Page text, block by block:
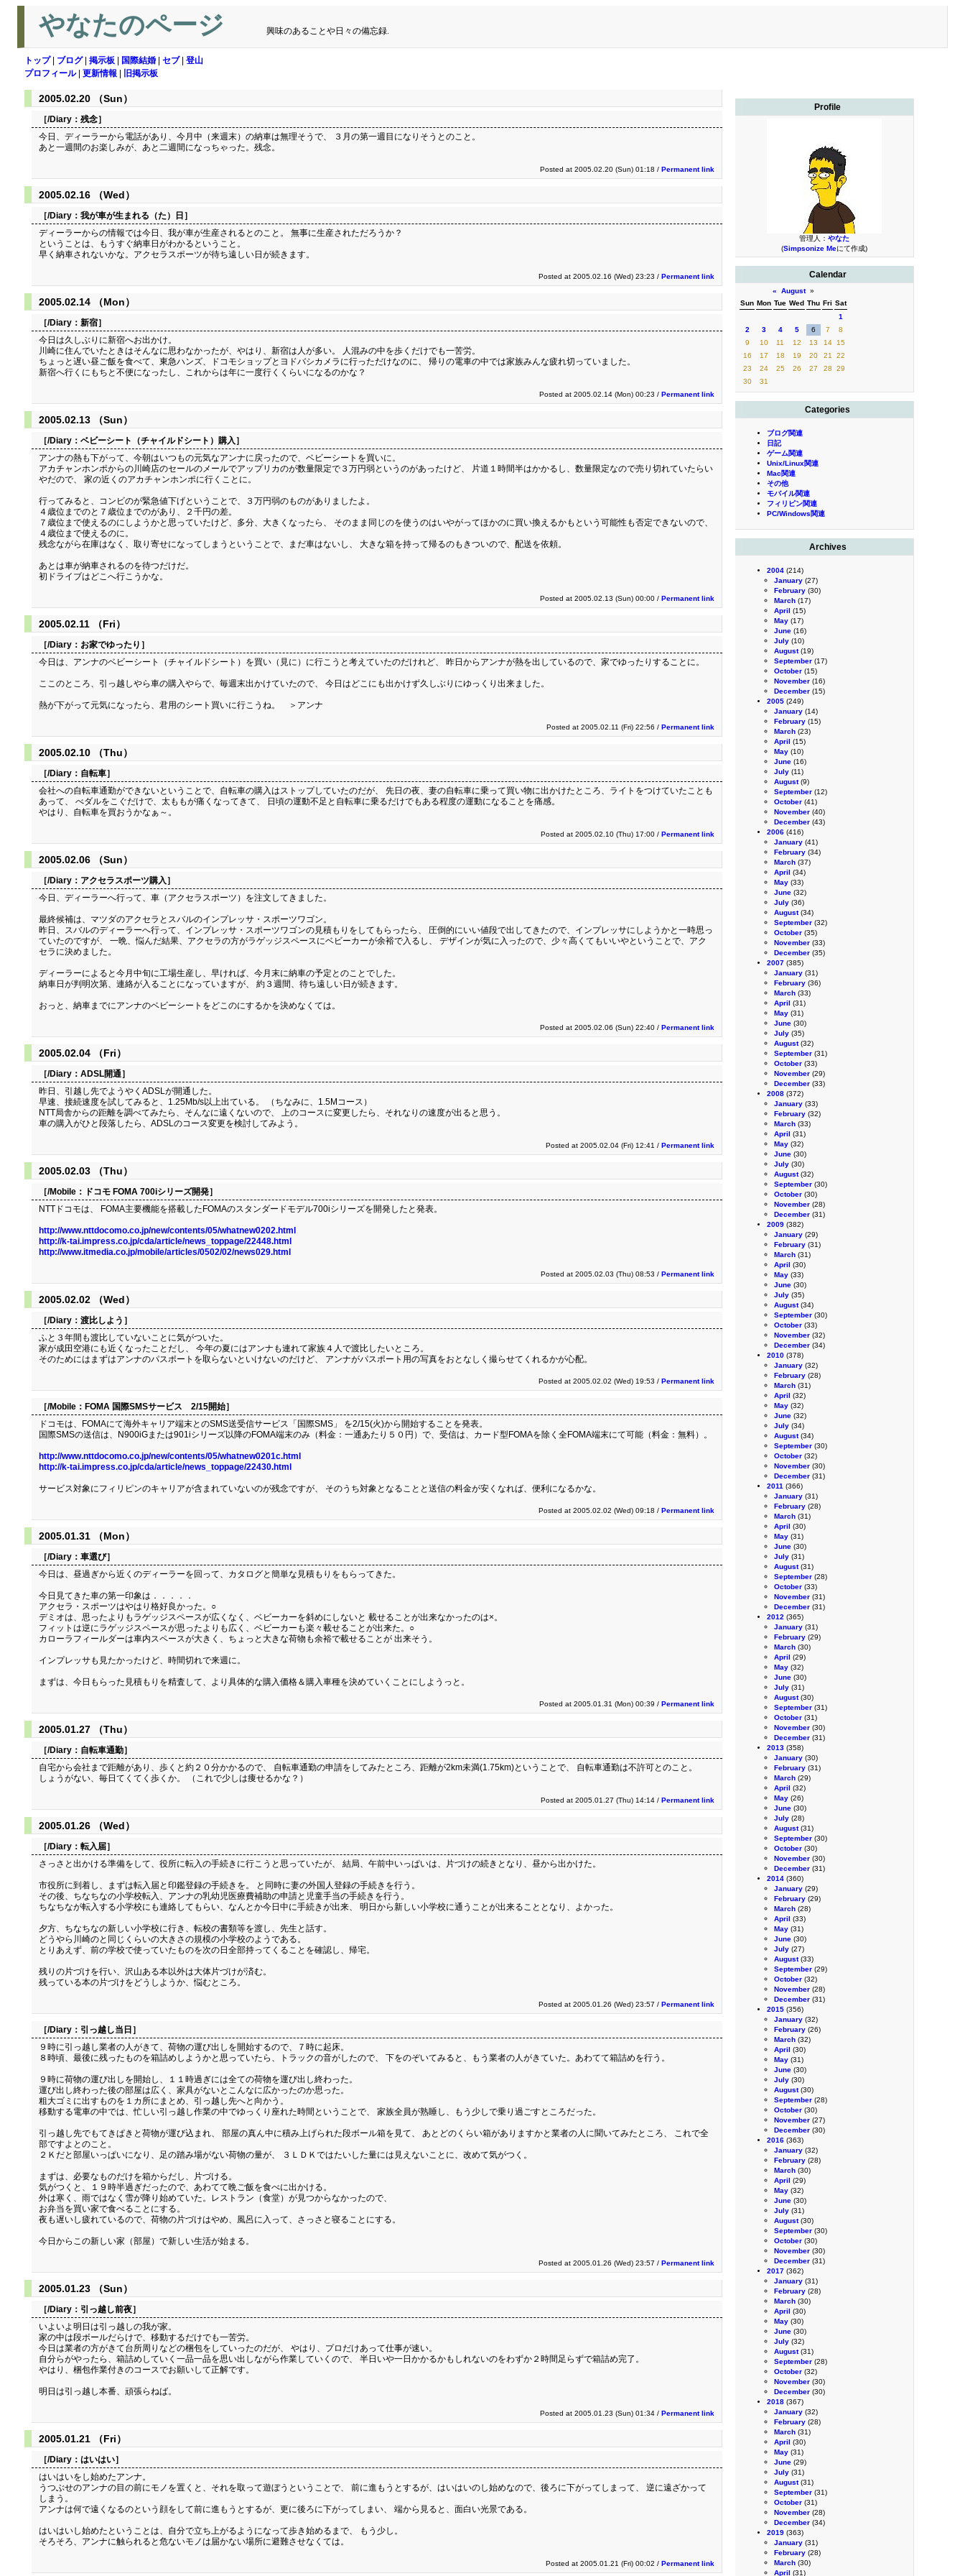
やなたのページ 興味のあることや日々の備忘録.
トップ| ブログ| 掲示板 国際結婚 セブ| 登山
プロフィール| 更新情報 旧掲示板
Profile
管理人： やなた
(Simpsonize Meにて作成)
Calendar
« August»
Sun Mon Tue Wed Thu Fri Sat
1
2
3 4 5 6 7
8
9
10 11 12 13 14
15
16
17 18 19 20 21
22
23
24 25 26 27 28
29
30
31
Categories
ブログ関連
日記
ゲーム関連
Unix/Linux関連
Mac関連
その他
モバイル関連
フィリピン関連
PC/Windows関連
Archives
2004 (214)
January (27)
February (30)
March (17)
April (15)
May (17)
June (16)
July (10)
August(19)
September (17)
October (15)
November (16)
December (15)
2005 (249)
January (14)
February (15)
March (23)
April (15)
May (10)
June (16)
July (11)
August(9)
September (12)
October (41)
November (40)
December (43)
2006 (416)
January (41)
February (34)
March (37)
April (34)
May (33)
June (32)
July (36)
August(34)
September (32)
October (35)
November (33)
December (35)
2007 (385)
January (31)
February (36)
March (33)
April (31)
May (31)
June (30)
July (35)
August(32)
September (31)
October (33)
November (29)
December (33)
2008 (372)
January (33)
February (32)
March (33)
April (31)
May (32)
June (30)
July (30)
August(32)
September (30)
October (30)
November (28)
December (31)
2009 (382)
January (29)
February (31)
March (31)
April (30)
May (33)
June (30)
July (35)
August(34)
September (30)
October (33)
November (32)
December (34)
2010 (378)
January (32)
February (28)
March (31)
April (32)
May (32)
June (32)
July (34)
August(34)
September (30)
October (32)
November (30)
December (31)
2011 (366)
January (31)
February (28)
March (31)
April (30)
May (31)
June (30)
July (31)
August(31)
September (28)
October (33)
November (31)
December (31)
2012 (365)
January (31)
February (29)
March (30)
April (29)
May (32)
June (30)
July (31)
August(30)
September (31)
October (31)
November (30)
December (31)
2013 (358)
January (30)
February (31)
March (29)
April (32)
May (26)
June (30)
July (28)
August(31)
September (30)
October (30)
November (30)
December (31)
2014 (360)
January (29)
February (29)
March (28)
April (33)
May (31)
June (30)
July (27)
August(33)
September (29)
October (32)
November (28)
December (31)
2015 (356)
January (32)
February (26)
March (32)
April (30)
May (31)
June (30)
July (30)
August(30)
September (28)
October (30)
November (27)
December (30)
2016 (363)
January (32)
February (28)
March (30)
April (29)
May (32)
June (30)
July (31)
August(30)
September (30)
October (30)
November (30)
December (31)
2017 (362)
January (31)
February (28)
March (30)
April (30)
May (30)
June (30)
July (32)
August(31)
September (28)
October (32)
November (30)
December (30)
2018 (367)
January (32)
February (28)
March (31)
April (30)
May (31)
June (29)
July (31)
August(31)
September (31)
October (31)
November (28)
December (34)
2019 (363)
January (31)
February (28)
March (30)
April (31)
2005.02.20 （Sun）
［/Diary： 残念］
今日、ディーラーから電話があり、今月中（来週末）の納車は無理そうで、 ３月の第一週目になりそうとのこと。
あと一週間のお楽しみが、あと二週間になっちゃった。残念。
Posted at 2005.02.20 (Sun) 01:18 / Permanent link
2005.02.16 （Wed）
［/Diary： 我が車が生まれる（た）日 ］
ディーラーからの情報では今日、我が車が生産されるとのこと。 無事に生産されただろうか？
ということは、もうすぐ納車日がわかるということ。
早く納車されないかな。アクセラスポーツが待ち遠しい日が続きます。
Posted at 2005.02.16 (Wed) 23:23 / Permanent link
2005.02.14 （Mon）
［/Diary： 新宿］
今日は久しぶりに新宿へお出かけ。
川崎に住んでいたときはそんなに思わなかったが、やはり、新宿は人が多い。 人混みの中を歩くだけでも一苦労。
ちょっと遅い昼ご飯を食べて、東急ハンズ、ドコモショップとヨドバシカメラに行っただけなのに、 帰りの電車の中では家族みんな疲れ切っていました。
新宿へ行くにもちと不便になったし、これからは年に一度行くくらいになるのかな？
Posted at 2005.02.14 (Mon) 00:23 / Permanent link
2005.02.13 （Sun）
［/Diary： ベビーシート（チャイルドシート）購入］
アンナの熱も下がって、今朝はいつもの元気なアンナに戻ったので、ベビーシートを買いに。
アカチャンホンポからの川崎店のセールのメールでアップリカのが数量限定で３万円弱というのがあったけど、 片道１時間半はかかるし、数量限定なので売り切れていたらい
やだので、 家の近くのアカチャンホンポに行くことに。
行ってみると、コンビのが緊急値下げということで、３万円弱のものがありましたよ。
４歳位までのと７歳位までのがあり、２千円の差。
７歳位まで使えるのにしようかと思っていたけど、多分、大きくなったら、 そのまま同じのを使うのはいやがってほかのに買い換えるかもという可能性も否定できないので、
４歳位まで使えるのに。
残念ながら在庫はなく、取り寄せになってしまうということで、まだ車はないし、 大きな箱を持って帰るのもきついので、配送を依頼。
あとは車が納車されるのを待つだけだ。
初ドライブはどこへ行こうかな。
Posted at 2005.02.13 (Sun) 00:00 / Permanent link
2005.02.11 （Fri）
［/Diary： お家でゆったり ］
今日は、アンナのベビーシート（チャイルドシート）を買い（見に）に行こうと考えていたのだけれど、 昨日からアンナが熱を出しているので、家でゆったりすることに。
ここのところ、引っ越しやら車の購入やらで、毎週末出かけていたので、 今日はどこにも出かけず久しぶりにゆっくり出来ました。
熱が下がって元気になったら、君用のシート買いに行こうね。 ＞アンナ
Posted at 2005.02.11 (Fri) 22:56 / Permanent link
2005.02.10 （Thu）
［/Diary： 自転車］
会社への自転車通勤ができないということで、自転車の購入はストップしていたのだが、 先日の夜、妻の自転車に乗って買い物に出かけたところ、ライトをつけていたことも
あって、 べダルをこぐだけで、太ももが痛くなってきて、 日頃の運動不足と自転車に乗るだけでもある程度の運動になることを痛感。
やはり、自転車を買おうかなぁ～。
Posted at 2005.02.10 (Thu) 17:00 / Permanent link
2005.02.06 （Sun）
［/Diary： アクセラスポーツ購入］
今日、ディーラーへ行って、車（アクセラスポーツ）を注文してきました。
最終候補は、マツダのアクセラとスバルのインプレッサ・スポーツワゴン。
昨日、スバルのディーラーへ行って、インプレッサ・スポーツワゴンの見積もりをしてもらったら、 圧倒的にいい値段で出してきたので、インプレッサにしようかと一時思っ
ていたのですが、 一晩、悩んだ結果、アクセラの方がラゲッジスペースにベビーカーが余裕で入るし、 デザインが気に入ったので、少々高くてもいいやということで、アク
セラに決めました。
ディーラーによると今月中旬に工場生産し、早ければ、今月末に納車の予定とのことでした。
納車日が判明次第、連絡が入ることになっていますが、 約３週間、待ち遠しい日が続きます。
おっと、納車までにアンナのベビーシートをどこのにするかを決めなくては。
Posted at 2005.02.06 (Sun) 22:40 / Permanent link
2005.02.04 （Fri）
［/Diary： ADSL開通］
昨日、引越し先でようやくADSLが開通した。
早速、接続速度を試してみると、1.25Mb/s以上出ている。 （ちなみに、1.5Mコース）
NTT局舎からの距離を調べてみたら、そんなに遠くないので、 上のコースに変更したら、それなりの速度が出ると思う。
車の購入がひと段落したら、ADSLのコース変更を検討してみよう。
Posted at 2005.02.04 (Fri) 12:41 / Permanent link
2005.02.03 （Thu）
［/Mobile： ドコモ FOMA 700iシリーズ開発］
NTTドコモは、 FOMA主要機能を搭載したFOMAのスタンダードモデル700iシリーズを開発したと発表。
http://www.nttdocomo.co.jp/new/contents/05/whatnew0202.html
http://k-tai.impress.co.jp/cda/article/news_toppage/22448.html
http://www.itmedia.co.jp/mobile/articles/0502/02/news029.html
Posted at 2005.02.03 (Thu) 08:53 / Permanent link
2005.02.02 （Wed）
［/Diary： 渡比しよう ］
ふと３年間も渡比していないことに気がついた。
家が成田空港にも近くなったことだし、 今年の夏にはアンナも連れて家族４人で渡比したいところ。
そのためにはまずはアンナのパスポートを取らないといけないのだけど、 アンナがパスポート用の写真をおとなしく撮らせてくれるかが心配。
Posted at 2005.02.02 (Wed) 19:53 / Permanent link
［/Mobile： FOMA 国際SMSサービス 2/15開始］
ドコモは、FOMAにて海外キャリア端末とのSMS送受信サービス「国際SMS」 を2/15(火)から開始することを発表。
国際SMSの送信は、N900iGまたは901iシリーズ以降のFOMA端末のみ（料金：一通あたり５０円）で、受信は、カード型FOMAを除く全FOMA端末にて可能（料金：無料）。
http://www.nttdocomo.co.jp/new/contents/05/whatnew0201c.html
http://k-tai.impress.co.jp/cda/article/news_toppage/22430.html
サービス対象にフィリピンのキャリアが含まれていないのが残念ですが、 そのうち対象となることと送信の料金が安くなれば、便利になるかな。
Posted at 2005.02.02 (Wed) 09:18 / Permanent link
2005.01.31 （Mon）
［/Diary： 車選び］
今日は、昼過ぎから近くのディーラーを回って、カタログと簡単な見積もりをもらってきた。
今日見てきた車の第一印象は．．．．．
アクセラ・スポーツはやはり格好良かった。○
デミオは、思ったよりもラゲッジスペースが広くなく、ベビーカーを斜めにしないと 載せることが出来なかったのは×。
フィットは逆にラゲッジスペースが思ったよりも広く、ベビーカーも楽々載せることが出来た。○
カローラフィールダーは車内スペースが大きく、ちょっと大きな荷物も余裕で載せることが 出来そう。
インプレッサも見たかったけど、時間切れで来週に。
まずは、今日もらった見積もりを精査して、より具体的な購入価格＆購入車種を決めていくことにしようっと。
Posted at 2005.01.31 (Mon) 00:39 / Permanent link
2005.01.27 （Thu）
［/Diary： 自転車通勤］
自宅から会社まで距離があり、歩くと約２０分かかるので、 自転車通勤の申請をしてみたところ、距離が2km未満(1.75km)ということで、 自転車通勤は不許可とのこと。
しょうがない、毎日てくてく歩くか。 （これで少しは痩せるかな？）
Posted at 2005.01.27 (Thu) 14:14 / Permanent link
2005.01.26 （Wed）
［/Diary： 転入届］
さっさと出かける準備をして、役所に転入の手続きに行こうと思っていたが、 結局、午前中いっぱいは、片づけの続きとなり、昼から出かけた。
市役所に到着し、まずは転入届と印鑑登録の手続きを。 と同時に妻の外国人登録の手続きを行う。
その後、ちなちなの小学校転入、アンナの乳幼児医療費補助の申請と児童手当の手続きを行う。
ちなちなが転入する小学校にも連絡してもらい、なんとか今日中に手続きが出来、 明日から新しい小学校に通うことが出来ることとなり、よかった。
夕方、ちなちなの新しい小学校に行き、転校の書類等を渡し、先生と話す。
どうやら川崎のと同じくらいの大きさの規模の小学校のようである。
とりあえず、前の学校で使っていたものを次の日全部持ってくることを確認し、帰宅。
残りの片づけを行い、沢山ある本以外は大体片づけが済む。
残っている本の片づけをどうしようか、悩むところ。
Posted at 2005.01.26 (Wed) 23:57 / Permanent link
［/Diary： 引っ越し当日 ］
９時に引っ越し業者の人がきて、荷物の運び出しを開始するので、７時に起床。
８時頃、最後に残ったものを箱詰めしようかと思っていたら、トラックの音がしたので、 下をのぞいてみると、もう業者の人がきていた。あわてて箱詰めを行う。
９時に荷物の運び出しを開始し、１１時過ぎには全ての荷物を運び出し終わった。
運び出し終わった後の部屋は広く、家具がないとこんなに広かったのか思った。
粗大ゴミに出すものを１カ所にまとめ、引っ越し先へと向かう。
移動する電車の中では、忙しい引っ越し作業の中でゆっくり座れた時間ということで、 家族全員が熟睡し、もう少しで乗り過ごすところだった。
引っ越し先でもてきぱきと荷物が運び込まれ、 部屋の真ん中に積み上げられた段ボール箱を見て、 あとどのくらい箱がありますかと業者の人に聞いてみたところ、 これで全
部ですよとのこと。
２Ｋだと部屋いっぱいになり、足の踏み場がない荷物の量が、 ３ＬＤＫではたいした量には見えないことに、改めて気がつく。
まずは、必要なものだけを箱からだし、片づける。
気がつくと、１９時半過ぎだったので、あわてて晩ご飯を食べに出かける。
外は寒く、雨ではなく雪が降り始めていた。レストラン（食堂）が見つからなかったので、
お弁当を買い家で食べることにする。
夜も遅いし疲れているので、荷物の片づけはやめ、風呂に入って、さっさと寝ることにする。
今日からこの新しい家（部屋）で新しい生活が始まる。
Posted at 2005.01.26 (Wed) 23:57 / Permanent link
2005.01.23 （Sun）
［/Diary： 引っ越し前夜］
いよいよ明日は引っ越しの我が家。
家の中は段ボールだらけで、移動するだけでも一苦労。
今日は業者の方がきて台所周りなどの梱包をしていったのだが、 やはり、プロだけあって仕事が速い。
自分らがやったら、箱詰めしていく一品一品を思い出しながら作業していくので、 半日いや一日かかるかもしれないのをわずか２時間足らずで箱詰め完了。
やはり、梱包作業付きのコースでお願いして正解です。
明日は引っ越し本番、頑張らねば。
Posted at 2005.01.23 (Sun) 01:34 / Permanent link
2005.01.21 （Fri）
［/Diary： はいはい］
はいはいをし始めたアンナ。
うつぶせのアンナの目の前にモノを置くと、それを取って遊ぼうということで、 前に進もうとするが、はいはいのし始めなので、後ろに下がってしまって、 逆に遠ざかって
しまう。
アンナは何で遠くなるのという顔をして前に進もうとするが、更に後ろに下がってしまい、 端から見ると、面白い光景である。
はいはいし始めたということは、自分で立ち上がるようになって歩き始めるまで、 もう少し。
そろそろ、アンナに触られると危ないモノは届かない場所に避難させなくては。
Posted at 2005.01.21 (Fri) 00:02 / Permanent link